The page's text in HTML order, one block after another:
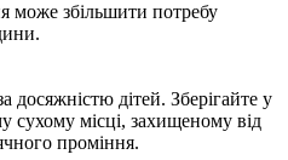
може збільшити потребу
досяжністю дітей. Зберігайте у
сухому місці, захищеному від
проміння.